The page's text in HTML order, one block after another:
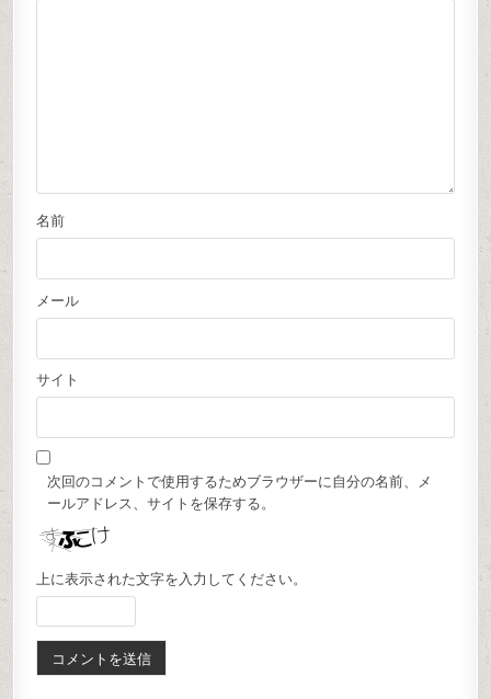
名前
メール
サイト
次回のコメントで使用するためブラウザーに自分の名前、メ
ールアドレス、サイトを保存する。
上に表示された文字を入力してください。